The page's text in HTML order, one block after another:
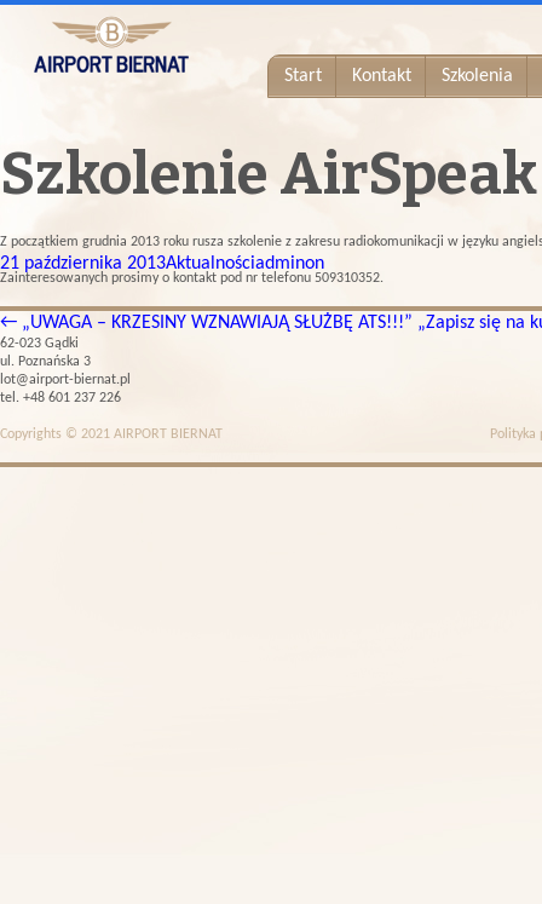
Start Kontakt Szkolenia
Szkolenie AirSpeak
21 października 2013Aktualnościadminon
Z początkiem grudnia 2013 roku rusza szkolenie z zakresu radiokomunikacji w języku
Zainteresowanych prosimy o kontakt pod nr telefonu 509310352.
← „UWAGA – KRZESINY WZNAWIAJĄ SŁUŻBĘ ATS!!!” „Zapisz się na
62-023 Gądki
ul. Poznańska 3
lot@airport-biernat.pl
tel. +48 601 237 226
Copyrights © 2021 AIRPORT BIERNAT Polityka